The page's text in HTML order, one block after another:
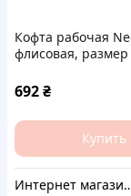
Кофта рабочая
флисовая, размер
кармана на (81-
Доступный
692₴
Купить
Интернет